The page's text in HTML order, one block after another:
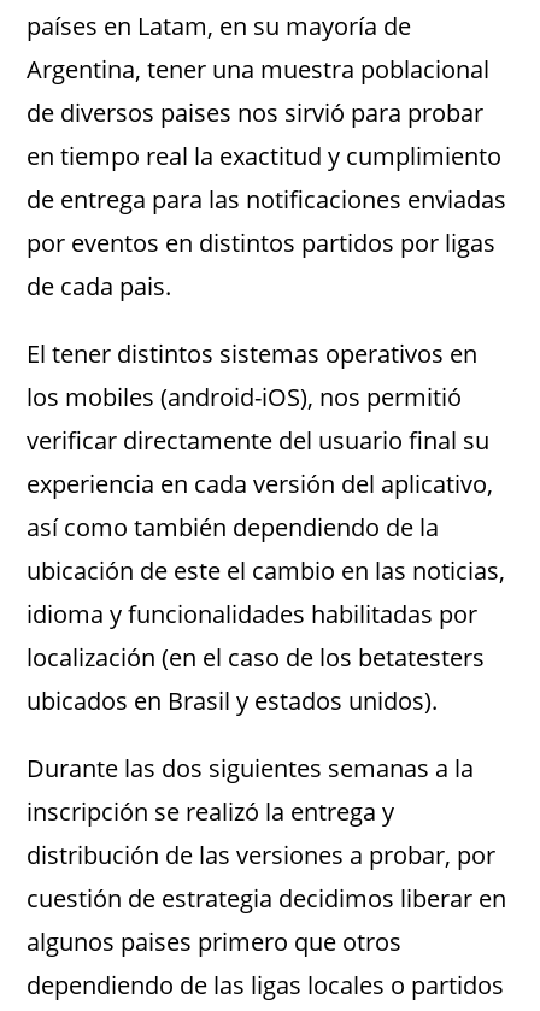
países en Latam, en su mayoría de
Argentina, tener una muestra poblacional
de diversos paises nos sirvió para probar
en tiempo real la exactitud y cumplimiento
de entrega para las notificaciones enviadas
por eventos en distintos partidos por ligas
de cada pais.
El tener distintos sistemas operativos en
los mobiles (android-iOS), nos permitió
verificar directamente del usuario final su
experiencia en cada versión del aplicativo,
así como también dependiendo de la
ubicación de este el cambio en las noticias,
idioma y funcionalidades habilitadas por
localización (en el caso de los betatesters
ubicados en Brasil y estados unidos).
Durante las dos siguientes semanas a la
inscripción se realizó la entrega y
distribución de las versiones a probar, por
cuestión de estrategia decidimos liberar en
algunos paises primero que otros
dependiendo de las ligas locales o partidos